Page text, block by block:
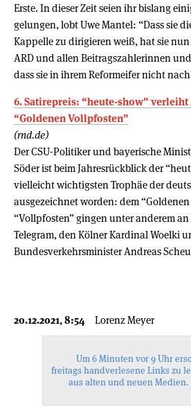
Erste. In dieser Zeit seien ihr bislang
gelungen, lobt Uwe Mantel: “Dass sie
Kappelle zu dirigieren weiß, hat sie
ARD und allen Beitragszahlerinnen
dass sie in ihrem Reformeifer nicht
6. Satirepreis: “heute-show” verleiht
“Goldenen Vollpfosten”
(rnd.de)
Der CSU-Politiker und bayerische
Söder ist beim Jahresrückblick der
vielleicht wichtigsten Trophäe der
ausgezeichnet worden: dem
“Vollpfosten” gingen unter anderem
Telegram, den Kölner Kardinal Woelki
Bundesverkehrsminister Andreas
20.12.2021, 8:54 Lorenz Meyer
Um 6 Minuten vor 9 Uhr
freitags handverlesene Links zu
aus alten und neuen